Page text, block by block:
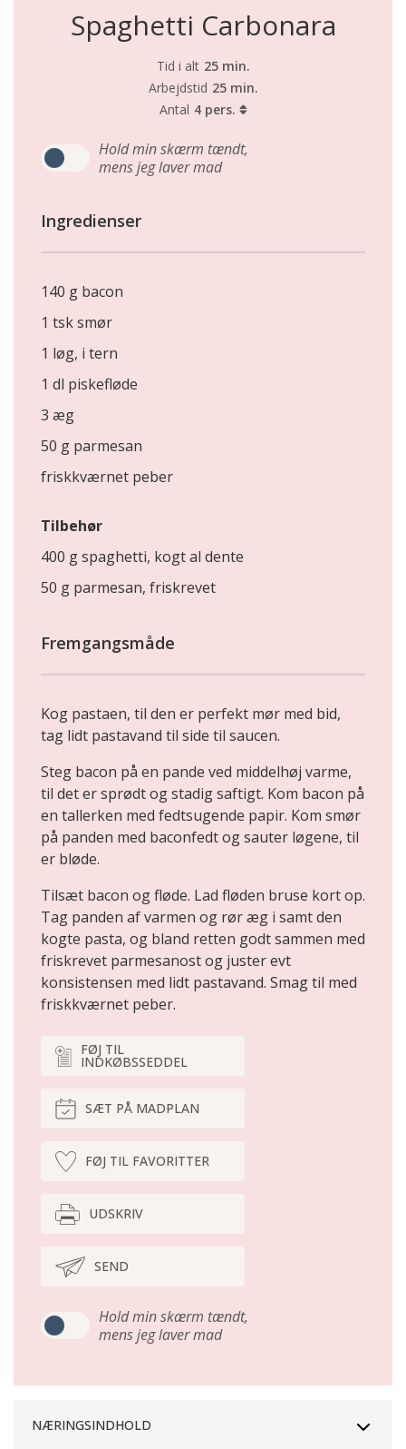
Spaghetti Carbonara
Tid i alt 25 min.
Arbejdstid 25 min.
Antal 4 pers.
Hold min skærm tændt,
mens jeg laver mad
Ingredienser
140 g bacon
1 tsk smør
1 løg, i tern
1 dl piskefløde
3 æg
50 g parmesan
friskkværnet peber
Tilbehør
400 g spaghetti, kogt al dente
50 g parmesan, friskrevet
Fremgangsmåde
Kog pastaen, til den er perfekt mør med bid,
tag lidt pastavand til side til saucen.
Steg bacon på en pande ved middelhøj varme,
til det er sprødt og stadig saftigt. Kom bacon på
en tallerken med fedtsugende papir. Kom smør
på panden med baconfedt og sauter løgene, til
er bløde.
Tilsæt bacon og fløde. Lad fløden bruse kort op.
Tag panden af varmen og rør æg i samt den
kogte pasta, og bland retten godt sammen med
friskrevet parmesanost og juster evt
konsistensen med lidt pastavand. Smag til med
friskkværnet peber.
FØJ TIL
INDKØBSSEDDEL
SÆT PÅ MADPLAN
FØJ TIL FAVORITTER
UDSKRIV
SEND
Hold min skærm tændt,
mens jeg laver mad
NÆRINGSINDHOLD